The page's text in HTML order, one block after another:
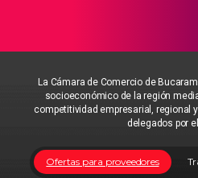
La Cámara de Comercio de
socioeconómico de la región
competitividad empresarial, regional
delegados por
Ofertas para proveedores